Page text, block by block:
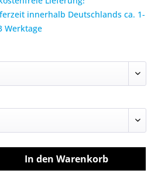
innerhalb Deutschlands ca. 1-
Werktage
In den Warenkorb